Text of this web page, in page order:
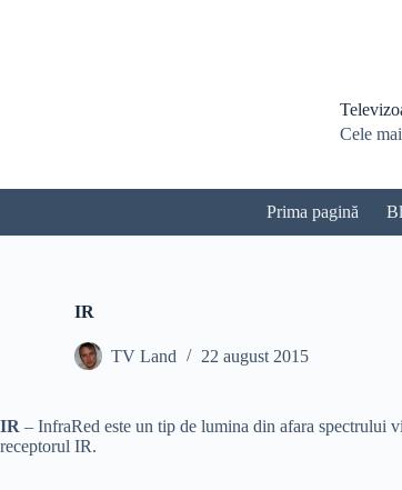
n
Cele
Prima pagină
IR
TV Land 22 august 2015
IR – InfraRed este un tip de lumina din afara spectrului
receptorul IR.